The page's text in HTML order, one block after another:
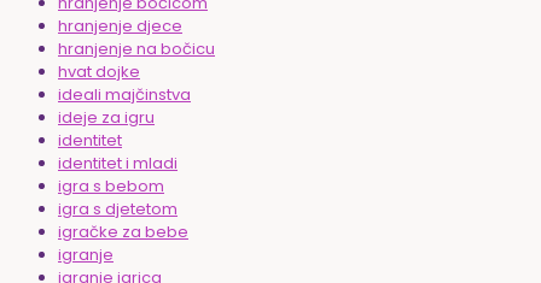
hranjenje djece
hranjenje na bočicu
hvat dojke
ideali majčinstva
ideje za igru
identitet
identitet i mladi
igra s bebom
igra s djetetom
igračke za bebe
igranje
igranje igrica